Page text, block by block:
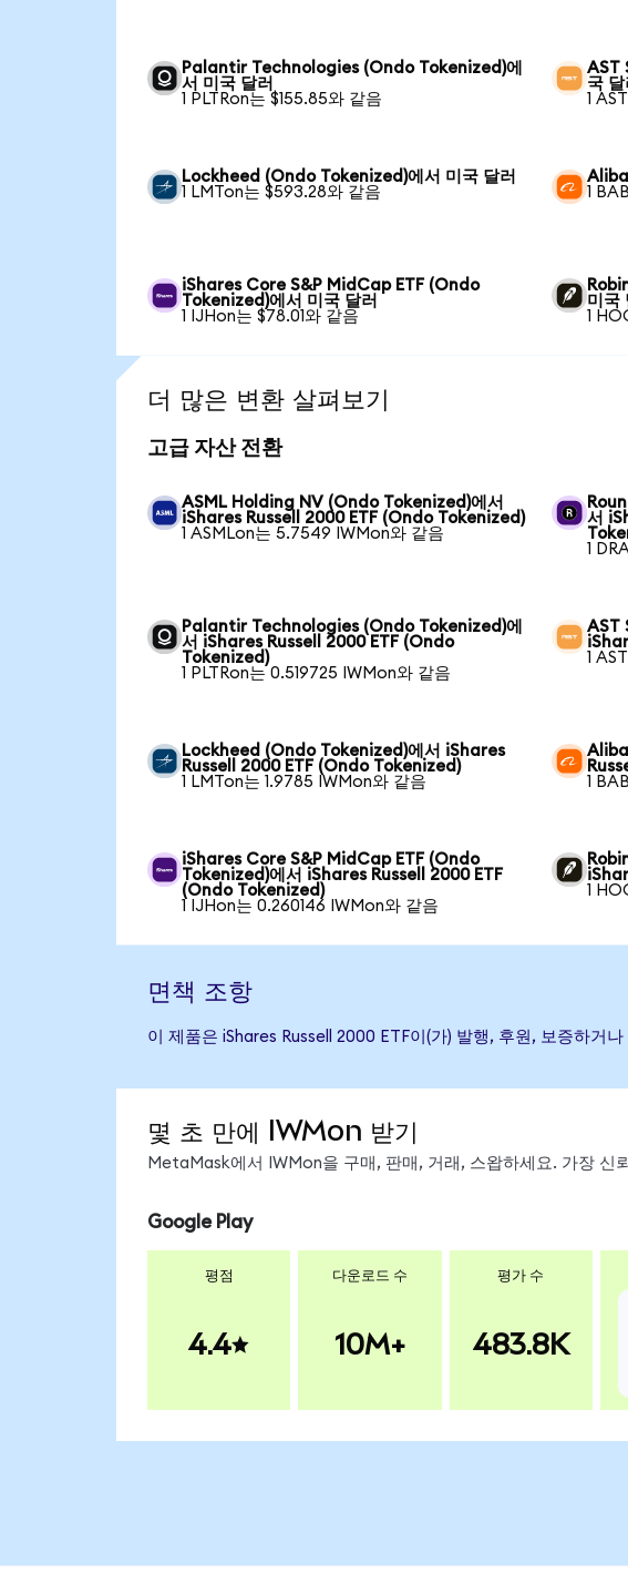
Palantir Technologies (Ondo Tokenized)에
서 미국 달러
1 PLTRon는 $155.85와 같음
AST
국 달
1
Lockheed (Ondo Tokenized)에서 미국 달러
1 LMTon는 $593.28와 같음
1
iShares Core S&P MidCap ETF (Ondo
Tokenized)에서 미국 달러
1 IJHon는 $78.01와 같음
미국
1
더 많은 변환 살펴보기
고급 자산 전환
ASML Holding NV (Ondo Tokenized)에서
iShares Russell 2000 ETF (Ondo Tokenized)
1 ASMLon는 5.7549 IWMon와 같음
서
1
Palantir Technologies (Ondo Tokenized)에
서 iShares Russell 2000 ETF (Ondo
Tokenized)
1 PLTRon는 0.519725 IWMon와 같음
AST
1
Lockheed (Ondo Tokenized)에서 iShares
Russell 2000 ETF (Ondo Tokenized)
1 LMTon는 1.9785 IWMon와 같음
1
iShares Core S&P MidCap ETF (Ondo
Tokenized)에서 iShares Russell 2000 ETF
(Ondo Tokenized)
1 IJHon는 0.260146 IWMon와 같음
1
면책 조항
이 제품은 iShares Russell 2000 ETF이(가) 발행, 후원, 보증하거
몇 초 만에 IWMon 받기
MetaMask에서 IWMon을 구매, 판매, 거래, 스왑하세요. 가장 신
Google Play
평점
4.4
다운로드 수
10M+
평가 수
483.8K